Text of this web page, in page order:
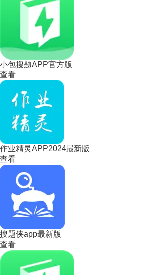
小包搜题APP官方版
查看
作业精灵APP2024最新版
查看
搜题侠app最新版
查看